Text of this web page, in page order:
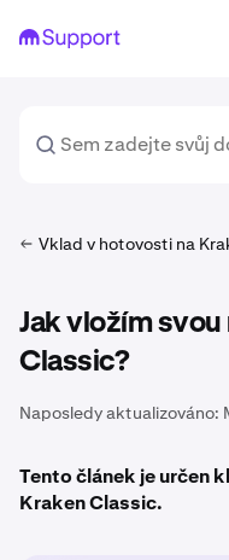
Vklad v hotovosti na
Jak vložím
Classic?
Naposledy aktualizováno:
Tento článek je určen
Kraken Classic.